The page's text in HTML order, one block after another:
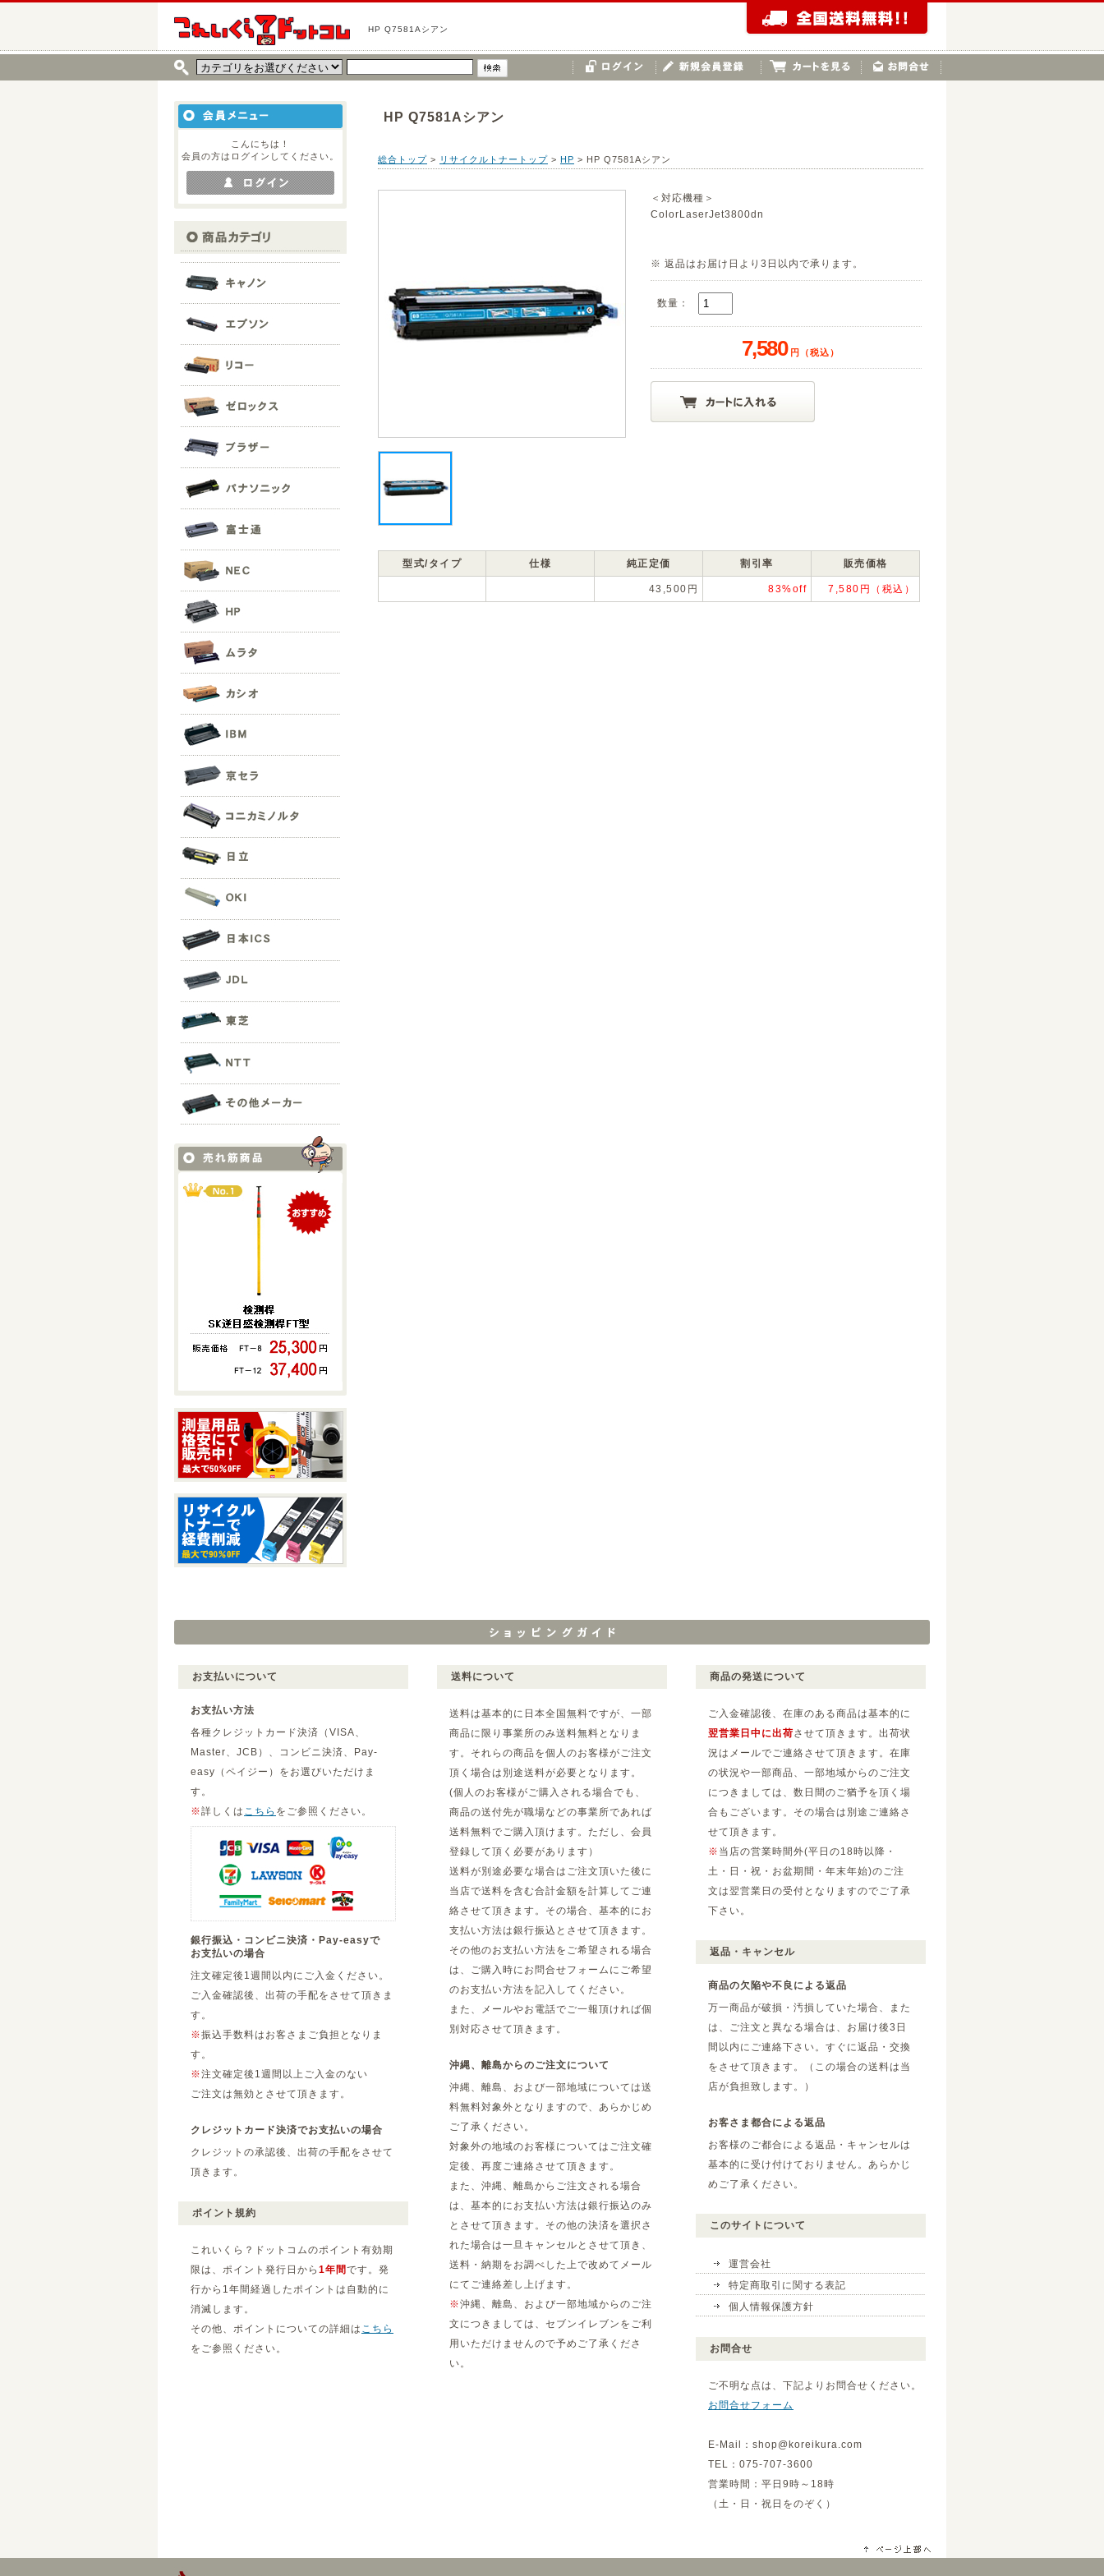
HP Q7581Aシアン
こんにちは！
会員の方はログインしてください。
HP Q7581Aシアン
総合トップ > リサイクルトナートップ > HP > HP Q7581Aシアン
＜対応機種＞
ColorLaserJet3800dn
※ 返品はお届け日より3日以内で承ります。
数量：
7,580 円（税込）
83
型式/タイプ 仕様 純正定価 割引率 販売価格
43,500円 83%off 7,580円（税込）
お支払いについて
お支払い方法
各種クレジットカード決済（VISA、
Master、JCB）、コンビニ決済、Pay-
easy（ペイジー）をお選びいただけま
す。
※詳しくは こちら をご参照ください。
銀行振込・コンビニ決済・Pay-easyで
お支払いの場合
注文確定後1週間以内にご入金ください。
ご入金確認後、出荷の手配をさせて頂きま
す。
※振込手数料はお客さまご負担となりま
す。
※注文確定後1週間以上ご入金のない
ご注文は無効とさせて頂きます。
クレジットカード決済でお支払いの場合
クレジットの承認後、出荷の手配をさせて
頂きます。
ポイント規約
これいくら？ドットコムのポイント有効期
限は、ポイント発行日から 1年間です。発
行から1年間経過したポイントは自動的に
消滅します。
その他、ポイントについての詳細は こちら
をご参照ください。
送料について
送料は基本的に日本全国無料ですが、一部
商品に限り事業所のみ送料無料となりま
す。それらの商品を個人のお客様がご注文
頂く場合は別途送料が必要となります。
(個人のお客様がご購入される場合でも、
商品の送付先が職場などの事業所であれば
送料無料でご購入頂けます。ただし、会員
登録して頂く必要があります）
送料が別途必要な場合はご注文頂いた後に
当店で送料を含む合計金額を計算してご連
絡させて頂きます。その場合、基本的にお
支払い方法は銀行振込とさせて頂きます。
その他のお支払い方法をご希望される場合
は、ご購入時にお問合せフォームにご希望
のお支払い方法を記入してください。
また、メールやお電話でご一報頂ければ個
別対応させて頂きます。
沖縄、離島からのご注文について
沖縄、離島、および一部地域については送
料無料対象外となりますので、あらかじめ
ご了承ください。
対象外の地域のお客様についてはご注文確
定後、再度ご連絡させて頂きます。
また、沖縄、離島からご注文される場合
は、基本的にお支払い方法は銀行振込のみ
とさせて頂きます。その他の決済を選択さ
れた場合は一旦キャンセルとさせて頂き、
送料・納期をお調べした上で改めてメール
にてご連絡差し上げます。
※沖縄、離島、および一部地域からのご注
文につきましては、セブンイレブンをご利
用いただけませんので予めご了承くださ
い。
商品の発送について
ご入金確認後、在庫のある商品は基本的に
翌営業日中に出荷させて頂きます。出荷状
況はメールでご連絡させて頂きます。在庫
の状況や一部商品、一部地域からのご注文
につきましては、数日間のご猶予を頂く場
合もございます。その場合は別途ご連絡さ
せて頂きます。
※ 当店の営業時間外(平日の18時以降・
土・日・祝・お盆期間・年末年始)のご注
文は翌営業日の受付となりますのでご了承
下さい。
返品・キャンセル
商品の欠陥や不良による返品
万一商品が破損・汚損していた場合、また
は、ご注文と異なる場合は、お届け後3日
間以内にご連絡下さい。すぐに返品・交換
をさせて頂きます。（この場合の送料は当
店が負担致します。）
お客さま都合による返品
お客様のご都合による返品・キャンセルは
基本的に受け付けておりません。あらかじ
めご了承ください。
このサイトについて
運営会社
特定商取引に関する表記
個人情報保護方針
お問合せ
ご不明な点は、下記よりお問合せください。
お問合せフォーム
E-Mail：shop@koreikura.com
TEL：075-707-3600
営業時間：平日9時～18時
（土・日・祝日をのぞく）